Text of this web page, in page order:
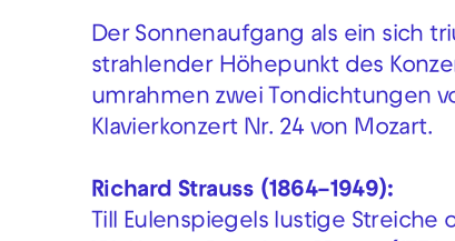
Der Sonnenaufgang als ein sich
strahlender Höhepunkt des
umrahmen zwei Tondichtungen
Klavierkonzert Nr. 24 von Mozart.
Richard Strauss (1864–1949):
Till Eulenspiegels lustige Streiche